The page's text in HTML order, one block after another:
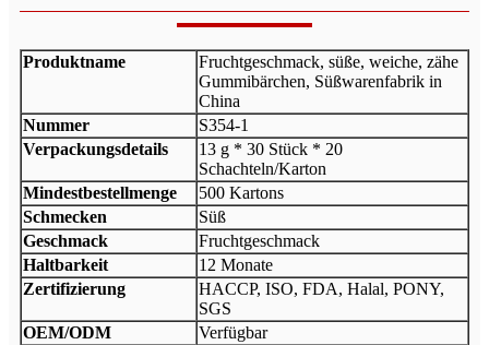
Produktname
Fruchtgeschmack, süße, weiche, zähe
Gummibärchen, Süßwarenfabrik in
China
Nummer
S354-1
Verpackungsdetails
13 g * 30 Stück * 20
Schachteln/Karton
Mindestbestellmenge
500 Kartons
Schmecken
Süß
Geschmack
Fruchtgeschmack
Haltbarkeit
12 Monate
Zertifizierung
HACCP, ISO, FDA, Halal, PONY,
SGS
OEM/ODM
Verfügbar